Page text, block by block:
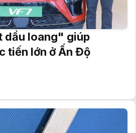
dầu loang" giúp
tiến lớn ở Ấn Độ